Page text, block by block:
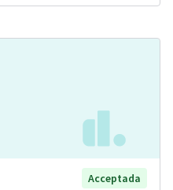
Acceptada